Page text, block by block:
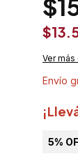
Ver
Envío
5%